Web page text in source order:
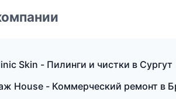
Skin - Пилинги и чистки в Сургут
House - Коммерческий ремонт в